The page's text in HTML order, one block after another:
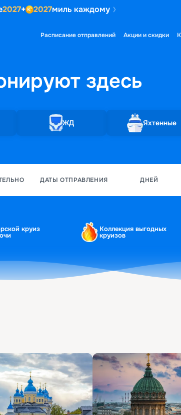
2027+ 2027миль каждому
Расписание отправлений Акции и скидки
здесь
ЖД Яхтенные
ДАТЫ ОТПРАВЛЕНИЯ ДНЕЙ
круиз Коллекция выгодных
круизов